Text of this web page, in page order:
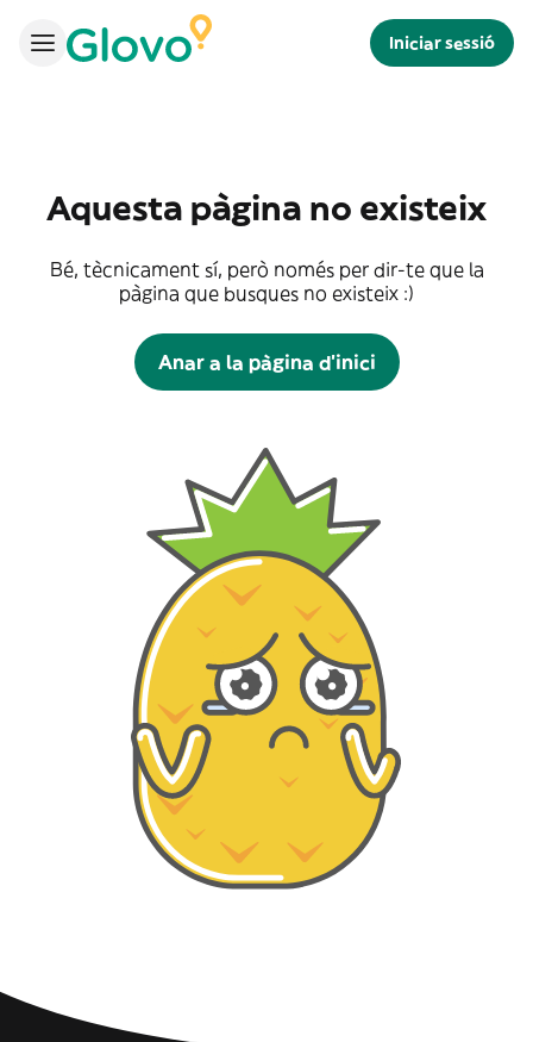
Iniciar sessió
Aquesta pàgina no existeix
Bé, tècnicament sí, però només per dir-te que la
pàgina que busques no existeix :)
Anar a la pàgina d'inici